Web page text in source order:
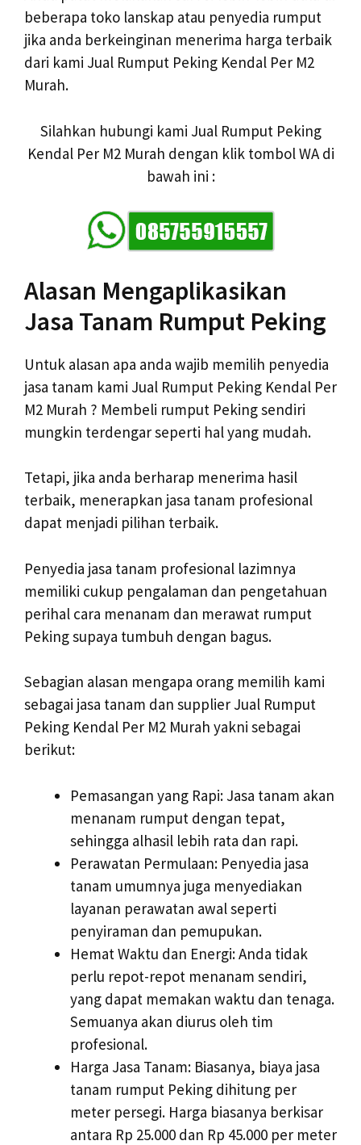
beberapa toko lanskap atau penyedia rumput
jika anda berkeinginan menerima harga terbaik
dari kami Jual Rumput Peking Kendal Per M2
Murah.
Silahkan hubungi kami Jual Rumput Peking
Kendal Per M2 Murah dengan klik tombol WA di
bawah ini :
Alasan Mengaplikasikan
Jasa Tanam Rumput Peking
Untuk alasan apa anda wajib memilih penyedia
jasa tanam kami Jual Rumput Peking Kendal Per
M2 Murah ? Membeli rumput Peking sendiri
mungkin terdengar seperti hal yang mudah.
Tetapi, jika anda berharap menerima hasil
terbaik, menerapkan jasa tanam profesional
dapat menjadi pilihan terbaik.
Penyedia jasa tanam profesional lazimnya
memiliki cukup pengalaman dan pengetahuan
perihal cara menanam dan merawat rumput
Peking supaya tumbuh dengan bagus.
Sebagian alasan mengapa orang memilih kami
sebagai jasa tanam dan supplier Jual Rumput
Peking Kendal Per M2 Murah yakni sebagai
berikut:
Pemasangan yang Rapi: Jasa tanam akan
menanam rumput dengan tepat,
sehingga alhasil lebih rata dan rapi.
Perawatan Permulaan: Penyedia jasa
tanam umumnya juga menyediakan
layanan perawatan awal seperti
penyiraman dan pemupukan.
Hemat Waktu dan Energi: Anda tidak
perlu repot-repot menanam sendiri,
yang dapat memakan waktu dan tenaga.
Semuanya akan diurus oleh tim
profesional.
Harga Jasa Tanam: Biasanya, biaya jasa
tanam rumput Peking dihitung per
meter persegi. Harga biasanya berkisar
antara Rp 25.000 dan Rp 45.000 per meter